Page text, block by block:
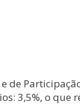
3,5%, o que